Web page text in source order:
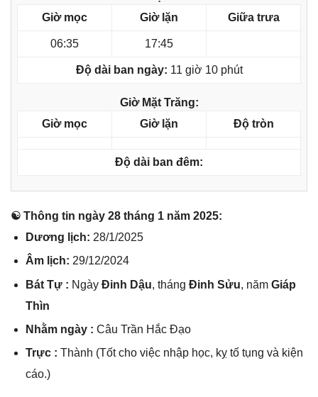
Giờ mọc
Giờ lặn Giữa trưa
06:35 17:45
Độ dài ban ngày: 11 giờ 10 phút
Giờ Mặt Trăng:
Giờ mọc
Giờ lặn Độ tròn
Độ dài ban đêm:
☯ Thônɡ tin ngày 28 thánɡ 1 năm 2025:
Dươnɡ lịch: 28/1/2025
Âm lịch: 29/12/2024
Bát Tự : Ngày Đinh Dậu, thánɡ Đinh Sửu, năm Giáp
Thìn
Nhằm ngày : Câu Trần Hắc Đạo
Trực : Thành (Tốt cho việc nhập học, kỵ tố tụnɡ và kiện
cáo.)